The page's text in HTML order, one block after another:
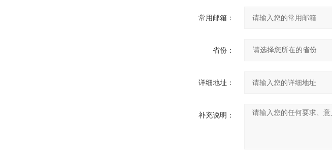
常用邮箱：
省份：
详细地址：
补充说明：